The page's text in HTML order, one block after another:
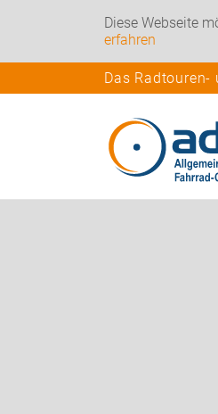
Diese Webseite
erfahren
Das